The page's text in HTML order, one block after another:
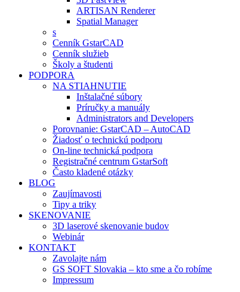
ARTISAN Renderer
Spatial Manager
s
Cenník GstarCAD
Cenník služieb
Školy a študenti
PODPORA
NA STIAHNUTIE
Inštalačné súbory
Príručky a manuály
Administrators and Developers
Porovnanie: GstarCAD – AutoCAD
Žiadosť o technickú podporu
On-line technická podpora
Registračné centrum GstarSoft
Často kladené otázky
BLOG
Zaujímavosti
Tipy a triky
SKENOVANIE
3D laserové skenovanie budov
Webinár
KONTAKT
Zavolajte nám
GS SOFT Slovakia – kto sme a čo robíme
Impressum